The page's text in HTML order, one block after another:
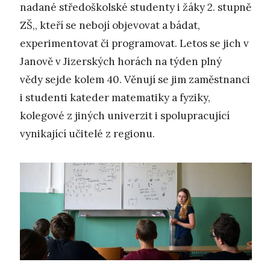
nadané středoškolské studenty i žáky 2. stupně
ZŠ,, kteří se nebojí objevovat a bádat,
experimentovat či programovat. Letos se jich v
Janově v Jizerských horách na týden plný
vědy sejde kolem 40. Věnují se jim zaměstnanci
i studenti kateder matematiky a fyziky,
kolegové z jiných univerzit i spolupracující
vynikající učitelé z regionu.